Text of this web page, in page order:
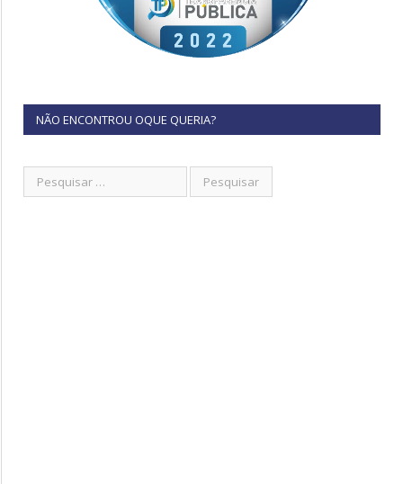
NÃO ENCONTROU OQUE QUERIA?